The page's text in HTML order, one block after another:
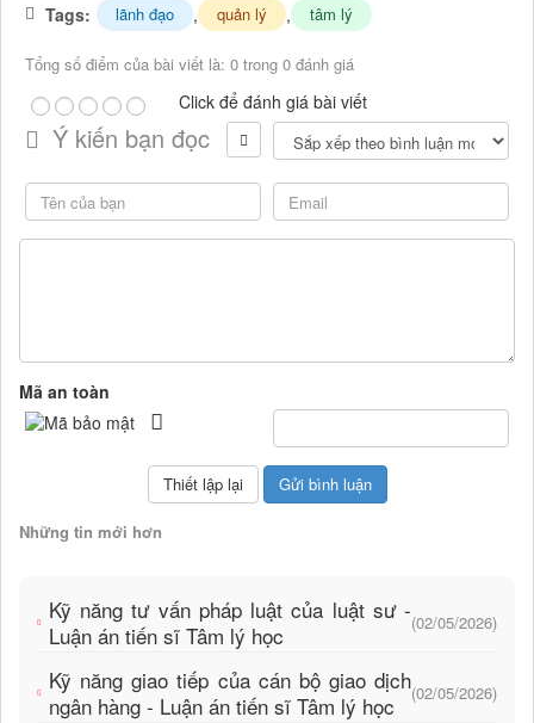
Tags: lãnh đạo , quản lý , tâm lý
Tổng số điểm của bài viết là: 0 trong 0 đánh giá
Click để đánh giá bài viết
Ý kiến bạn đọc
Mã an toàn
Những tin mới hơn
Kỹ năng tư vấn pháp luật của luật sư -
Luận án tiến sĩ Tâm lý học
(02/05/2026)
Kỹ năng giao tiếp của cán bộ giao dịch
ngân hàng - Luận án tiến sĩ Tâm lý học
(02/05/2026)